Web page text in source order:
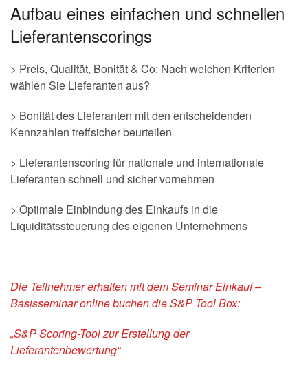
Aufbau eines einfachen und schnellen
Lieferantenscorings
> Preis, Qualität, Bonität & Co: Nach welchen Kriterien
wählen Sie Lieferanten aus?
> Bonität des Lieferanten mit den entscheidenden
Kennzahlen treffsicher beurteilen
> Lieferantenscoring für nationale und internationale
Lieferanten schnell und sicher vornehmen
> Optimale Einbindung des Einkaufs in die
Liquiditätssteuerung des eigenen Unternehmens
Die Teilnehmer erhalten mit dem Seminar Einkauf –
Basisseminar online buchen die S&P Tool Box:
„S&P Scoring-Tool zur Erstellung der
Lieferantenbewertung“